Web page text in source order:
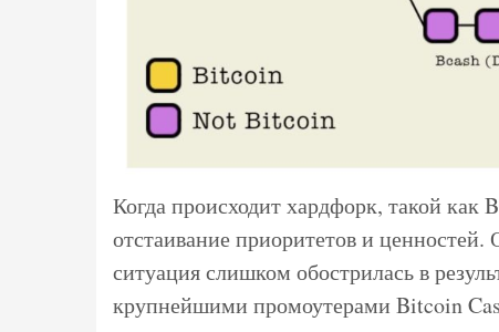
Когда происходит хардфорк, такой
отстаивание приоритетов и
ситуация слишком обострилась в
крупнейшими промоутерами Bitcoin